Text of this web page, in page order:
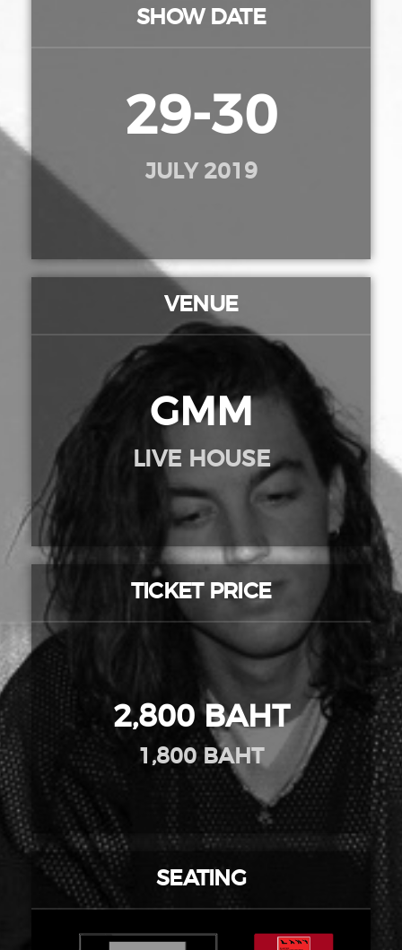
SHOW DATE
29-30
JULY 2019
VENUE
GMM
LIVE HOUSE
TICKET PRICE
2,800 BAHT
1,800 BAHT
SEATING